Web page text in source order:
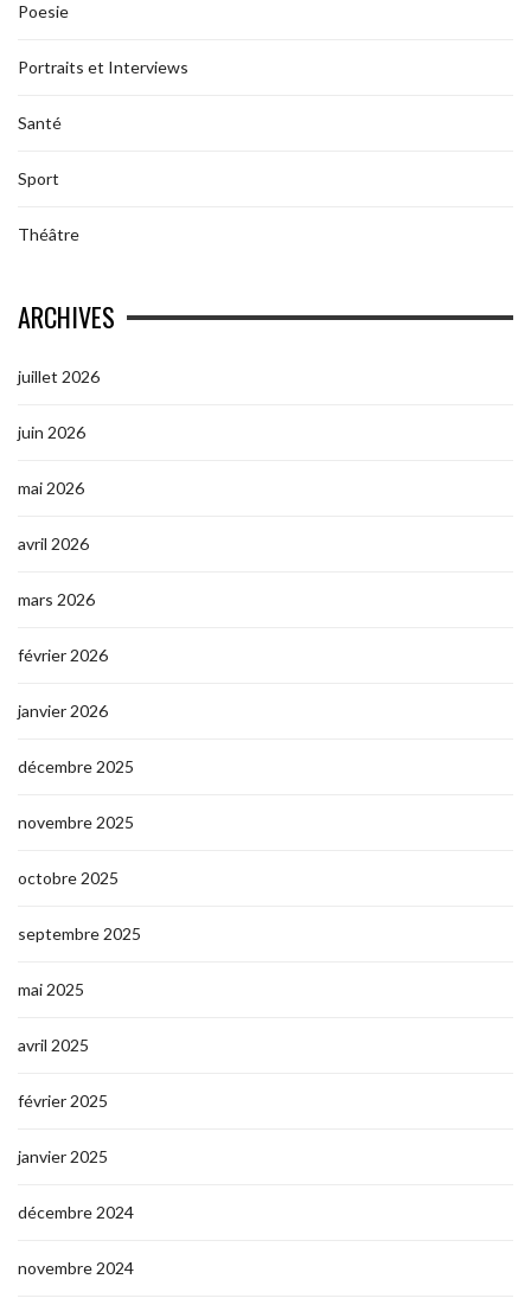
Poesie
Portraits et Interviews
Santé
Sport
Théâtre
ARCHIVES
juillet 2026
juin 2026
mai 2026
avril 2026
mars 2026
février 2026
janvier 2026
décembre 2025
novembre 2025
octobre 2025
septembre 2025
mai 2025
avril 2025
février 2025
janvier 2025
décembre 2024
novembre 2024